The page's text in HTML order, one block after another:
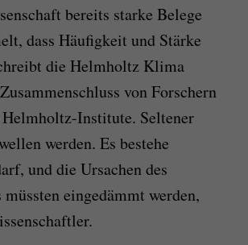
bereits starke Belege
dass Häufigkeit und Stärke
die Helmholtz Klima
von Forschern
Helmholtz-Institute. Seltener
werden. Es bestehe
und die Ursachen des
eingedämmt werden,